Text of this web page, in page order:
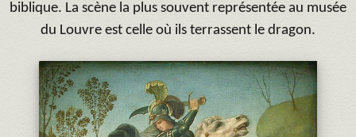
biblique. La scène la plus souvent représentée au musée
du Louvre est celle où ils terrassent le dragon.